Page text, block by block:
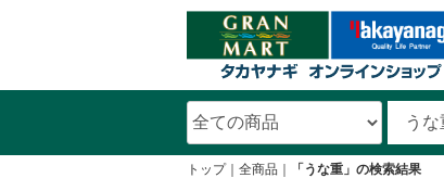
トップ 全商品 「うな重」の検索結果